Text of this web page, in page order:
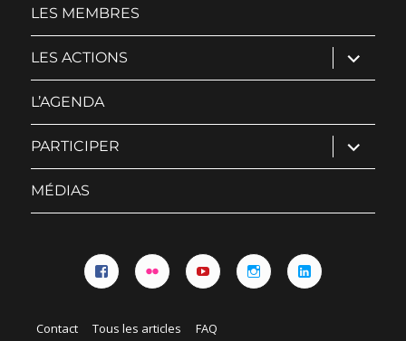
LES MEMBRES
LES ACTIONS ouvrir
le
sous-
L’AGENDA
PARTICIPER ouvrir
le
sous-
MÉDIAS
Contact Tous les articles FAQ